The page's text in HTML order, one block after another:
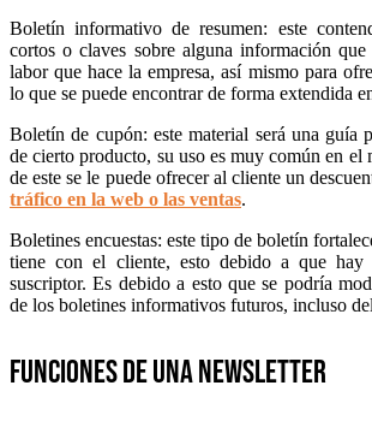
Boletín informativo de resumen: este
cortos o claves sobre alguna información
labor que hace la empresa, así mismo para
lo que se puede encontrar de forma extendida
Boletín de cupón: este material será una guía
de cierto producto, su uso es muy común en el
de este se le puede ofrecer al cliente un
tráfico en la web o las ventas.
Boletines encuestas: este tipo de boletín
tiene con el cliente, esto debido a que hay
suscriptor. Es debido a esto que se podría
de los boletines informativos futuros, incluso
Funciones de una newsletter